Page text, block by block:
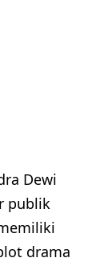
Dewi
publik
drama